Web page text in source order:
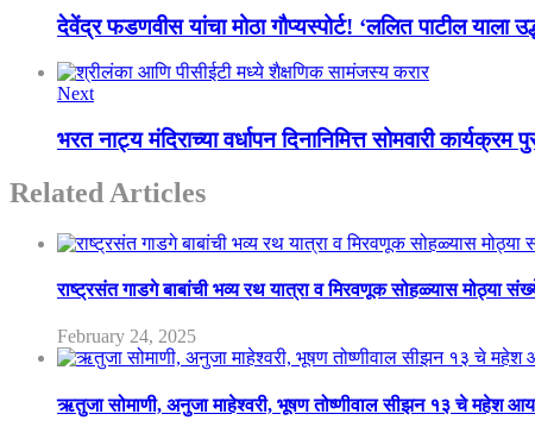
देवेंद्र फडणवीस यांचा मोठा गौप्यस्पोर्ट! ‘ललित पाटील याला
Next
भरत नाट्य मंदिराच्या वर्धापन दिनानिमित्त सोमवारी
Related Articles
राष्ट्रसंत गाडगे बाबांची भव्य रथ यात्रा व मिरवणूक सोहळ्यास मोठ्या
February 24, 2025
ऋतुजा सोमाणी, अनुजा माहेश्वरी, भूषण तोष्णीवाल सीझन १३ चे महेश